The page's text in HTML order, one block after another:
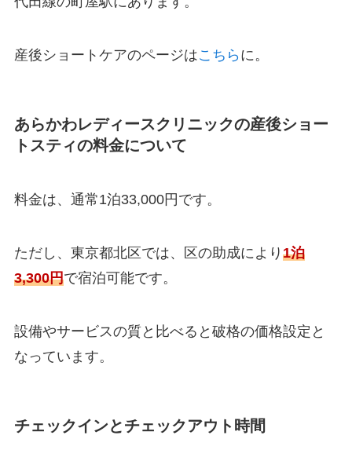
産後ショートケアのページはこちら に。
あらかわレディースクリニックの産後ショー
トスティの料金について
料金は、通常1泊33,000円です。
ただし、東京都北区では、区の助成により 1泊
3,300円で宿泊可能です。
設備やサービスの質と比べると破格の価格設定と
なっています。
チェックインとチェックアウト時間